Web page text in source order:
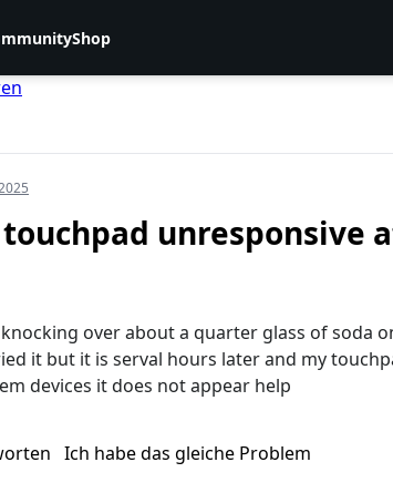
Shop
unresponsive
knocking over about a quarter glass of soda
it but it is serval hours later and my
devices it does not appear help
Ich habe das gleiche Problem